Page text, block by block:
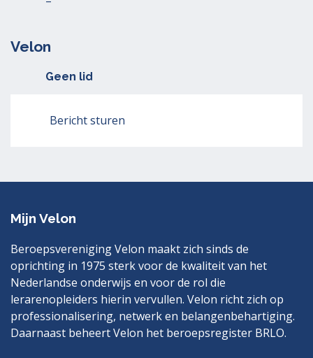
Velon
Geen lid
Bericht sturen
Mijn Velon
Beroepsvereniging Velon maakt zich sinds de
oprichting in 1975 sterk voor de kwaliteit van het
Nederlandse onderwijs en voor de rol die
lerarenopleiders hierin vervullen. Velon richt zich op
professionalisering, netwerk en belangenbehartiging.
Daarnaast beheert Velon het beroepsregister BRLO.